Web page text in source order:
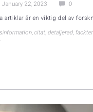
January 22, 2023 0
artiklar är en viktig del av
, citat, detaljerad,